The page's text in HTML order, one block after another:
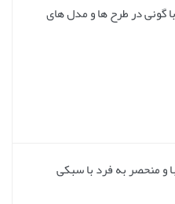
گونی در طرح ها و مدل های
و منحصر به فرد با سبکی